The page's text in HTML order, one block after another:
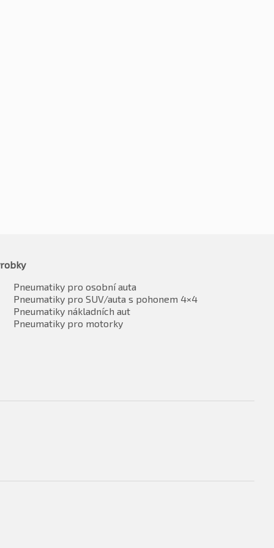
108V
Pneumatiky pro osobní auta
Pneumatiky pro SUV/auta s pohonem 4×4
Pneumatiky nákladních aut
Pneumatiky pro motorky